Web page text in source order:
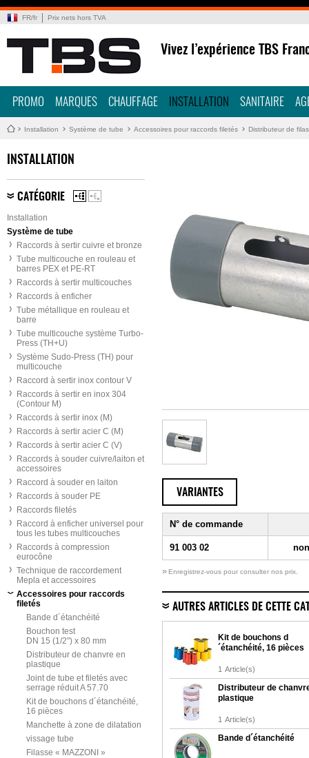
FR/fr Prix nets hors TVA
Vivez l’expérience TBS
PROMO MARQUES CHAUFFAGE INSTALLATION SANITAIRE
Installation Système de tube Accessoires pour raccords filetés Distributeur de
INSTALLATION
CATÉGORIE
Installation
Système de tube
Raccords à sertir cuivre et bronze
Tube multicouche en rouleau et
barres PEX et PE-RT
Raccords à sertir multicouches
Raccords à enficher
Tube métallique en rouleau et
barre
Tube multicouche système Turbo-
Press (TH+U)
Système Sudo-Press (TH) pour
multicouche
Raccord à sertir inox contour V
Raccords à sertir en inox 304
(Contour M)
Raccords à sertir inox (M)
Raccords à sertir acier C (M)
Raccords à sertir acier C (V)
Raccords à souder cuivre/laiton et
accessoires
Raccord à souder en laiton
Raccords à souder PE
Raccords filetés
Raccord à enficher universel pour
tous les tubes multicouches
Raccords à compression
eurocône
Technique de raccordement
Mepla et accessoires
Accessoires pour raccords
filetés
Bande d´étanchéité
Bouchon test
DN 15 (1/2") x 80 mm
Distributeur de chanvre en
plastique
Joint de tube et filetés avec
serrage réduit A 57.70
Kit de bouchons d´étanchéité,
16 pièces
Manchette à zone de dilatation
vissage tube
Filasse « MAZZONI »
VARIANTES
N° de commande
91 003 02
» Enregistrez-vous pour consulter nos prix.
AUTRES ARTICLES DE CETTE
Kit de bouchons d
´étanchéité, 16 pièces
1 Article(s)
Distributeur de
plastique
1 Article(s)
Bande d´étanchéité